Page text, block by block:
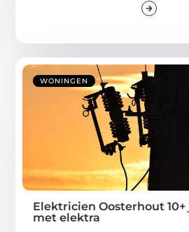
WONINGEN
Elektricien Oosterhout
met elektra